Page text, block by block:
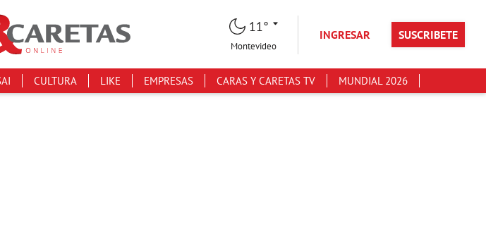
11°
Montevideo
INGRESAR SUSCRIBETE
CULTURA LIKE EMPRESAS CARAS Y CARETAS TV MUNDIAL 2026